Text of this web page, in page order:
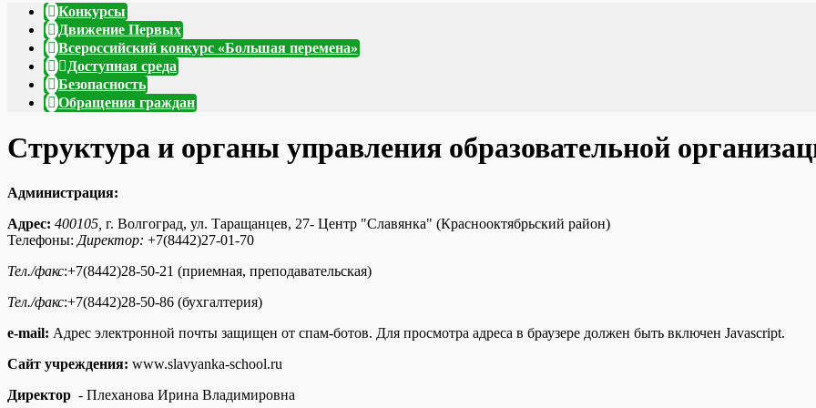
Конкурсы
Движение Первых
Всероссийский конкурс «Большая перемена»
Доступная среда
Безопасность
Обращения граждан
Структура и органы управления образовательной
Администрация:
Адрес: 400105, г. Волгоград, ул. Таращанцев, 27- Центр "Славянка" (Краснооктябрьский район)
Телефоны: Директор: +7(8442)27-01-70
Тел./факс:+7(8442)28-50-21 (приемная, преподавательская)
Тел./факс:+7(8442)28-50-86 (бухгалтерия)
e-mail: Адрес электронной почты защищен от спам-ботов. Для просмотра адреса в браузере должен быть включен Javascript.
Сайт учреждения: www.slavyanka-school.ru
Директор - Плеханова Ирина Владимировна